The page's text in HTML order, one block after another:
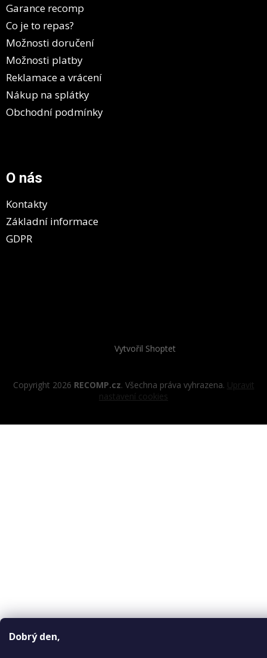
Dobrý den,
Garance recomp
Co je to repas?
Možnosti doručení
Možnosti platby
Reklamace a vrácení
Nákup na splátky
Obchodní podmínky
O nás
Kontakty
Základní informace
GDPR
Vytvořil Shoptet
Copyright 2026 RECOMP.cz. Všechna práva vyhrazena. Upravit
nastavení cookies